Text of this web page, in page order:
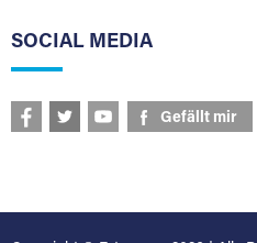
SOCIAL MEDIA
Gefällt mir